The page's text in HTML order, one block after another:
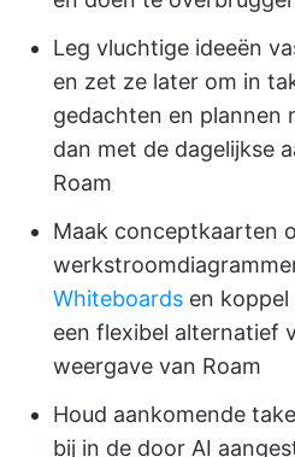
Leg vluchtige ideeën
en zet ze later om in
gedachten en plannen
dan met de dagelijkse
Roam
Maak conceptkaarten
Whiteboards en
een flexibel alternatief
weergave van Roam
Houd aankomende
bij in de door AI